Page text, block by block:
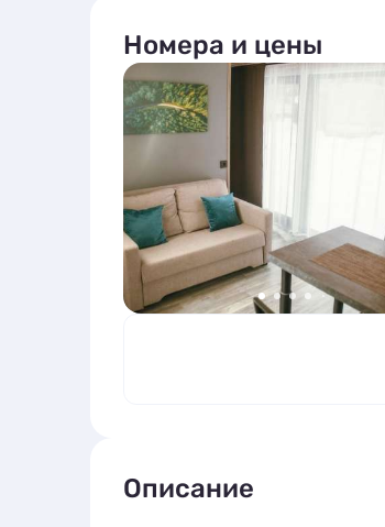
Номера и цены
Описание